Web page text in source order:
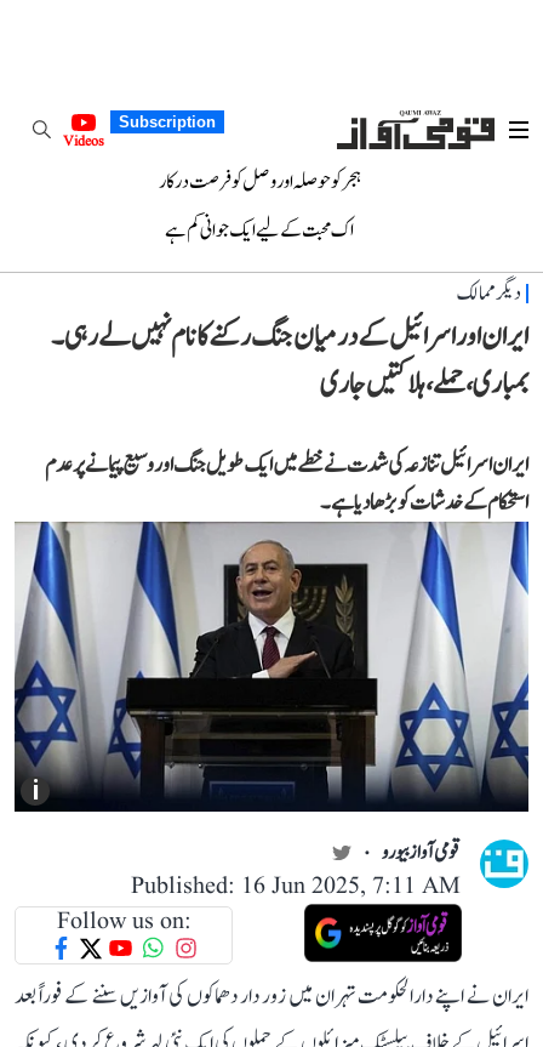
Subscription
Videos
ہجر کو حوصلہ اور وصل کو فرصت درکار
اک محبت کے لیے ایک جوانی کم ہے
دیگر ممالک
ایران اور اسرائیل کے درمیان جنگ رکنے کا نام نہیں لے رہی۔
بمباری، حملے، ہلاکتیں جاری
ایران اسرائیل تنازعہ کی شدت نے خطے میں ایک طویل جنگ اور وسیع پیمانے پر عدم
استحکام کے خدشات کو بڑھا دیا ہے۔
i
قومی آواز بیورو
Published: 16 Jun 2025, 7:11 AM
Follow us on:
ایران نے اپنے دارالحکومت تہران میں زور دار دھماکوں کی آوازیں سننے کے فوراً بعد